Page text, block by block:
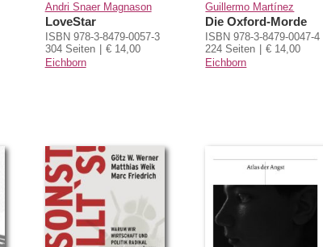
Andri Snaer Magnason
LoveStar
ISBN 978-3-8479-0057-3
304 Seiten
€ 14,00
Eichborn
Guillermo Martínez
Die Oxford-Morde
ISBN 978-3-8479-0047-4
224 Seiten
€ 14,00
Eichborn